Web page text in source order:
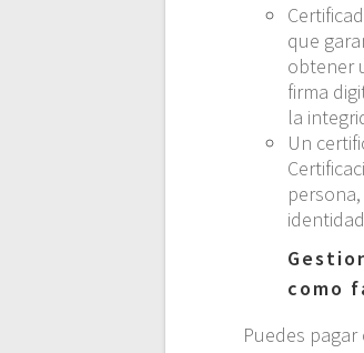
que
obtener
firma
la
Un
como
Puedes